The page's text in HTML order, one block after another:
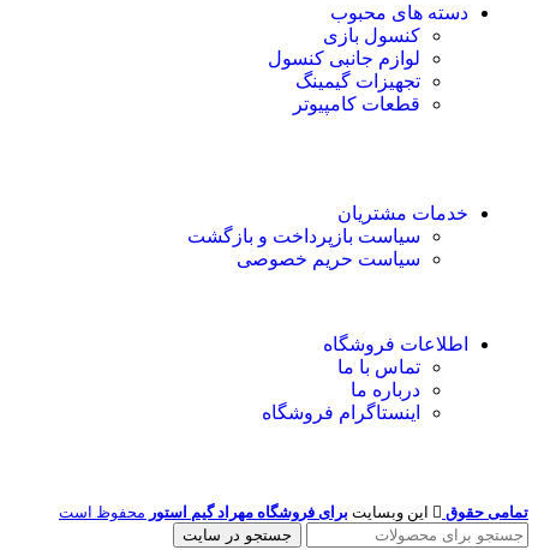
دسته های محبوب
کنسول بازی
لوازم جانبی کنسول
تجهیزات گیمینگ
قطعات کامپیوتر
خدمات مشتریان
سیاست بازپرداخت و بازگشت
سیاست حریم خصوصی
اطلاعات فروشگاه
تماس با ما
درباره ما
اینستاگرام فروشگاه
تمامی حقوق این وبسایت برای فروشگاه مهراد گیم استور محفوظ است
جستجو در سایت